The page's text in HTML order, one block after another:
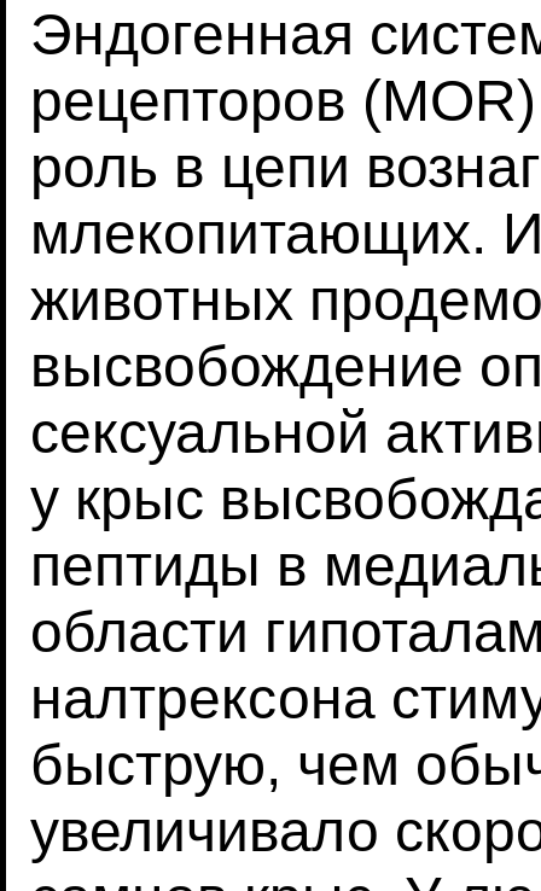
Эндогенная
рецепторов
роль в цепи
млекопитающих.
животных
высвобождение
сексуальной
у крыс
пептиды в
области
налтрексона
быструю, чем
увеличивало